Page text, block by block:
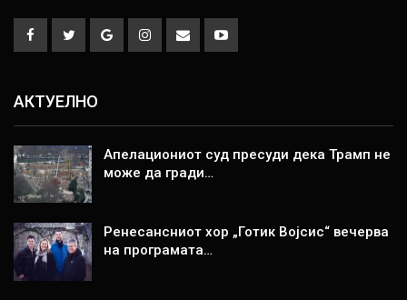
АКТУЕЛНО
Апелациониот суд пресуди дека Трамп не
може да гради…
Ренесансниот хор „Готик Војсис“ вечерва
на програмата…